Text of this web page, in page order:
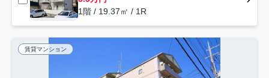
1階 / 19.37㎡ / 1R
賃貸マンション